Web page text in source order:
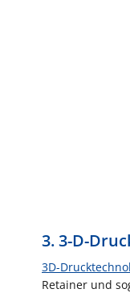
3. 3-D-
3D-
Retainer und